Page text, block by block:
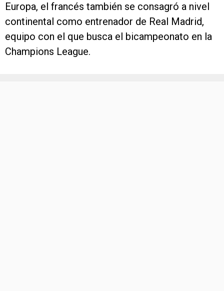
Europa, el francés también se consagró a nivel
continental como entrenador de Real Madrid,
equipo con el que busca el bicampeonato en la
Champions League.